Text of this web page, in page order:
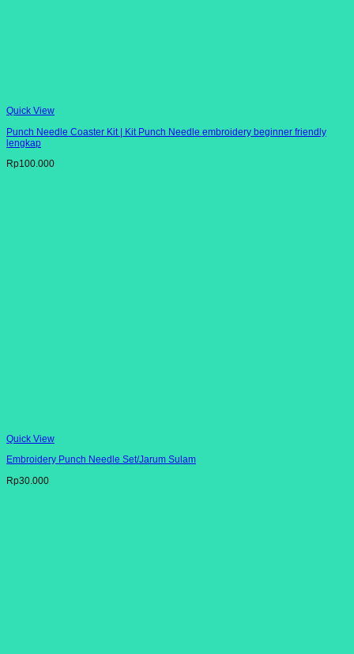
Quick View
Punch Needle Coaster Kit | Kit Punch Needle embroidery beginner friendly
lengkap
Rp100.000
Quick View
Embroidery Punch Needle Set/Jarum Sulam
Rp30.000